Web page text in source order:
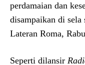
perdamaian dan
disampaikan di
Lateran Roma,
Seperti dilansir